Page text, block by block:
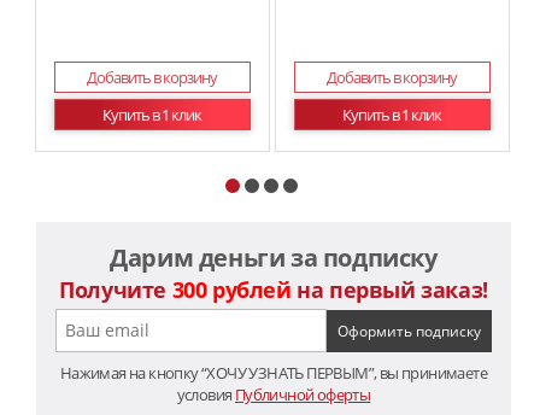
Добавить в корзину
Купить в 1 клик
Добавить в корзину
Купить в 1 клик
Дарим деньги за подписку
Получите 300 рублей на первый заказ!
Нажимая на кнопку “ХОЧУ УЗНАТЬ ПЕРВЫМ”, вы принимаете
условия Публичной оферты